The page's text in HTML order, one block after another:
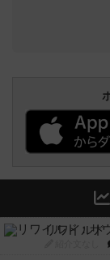
リワイルド